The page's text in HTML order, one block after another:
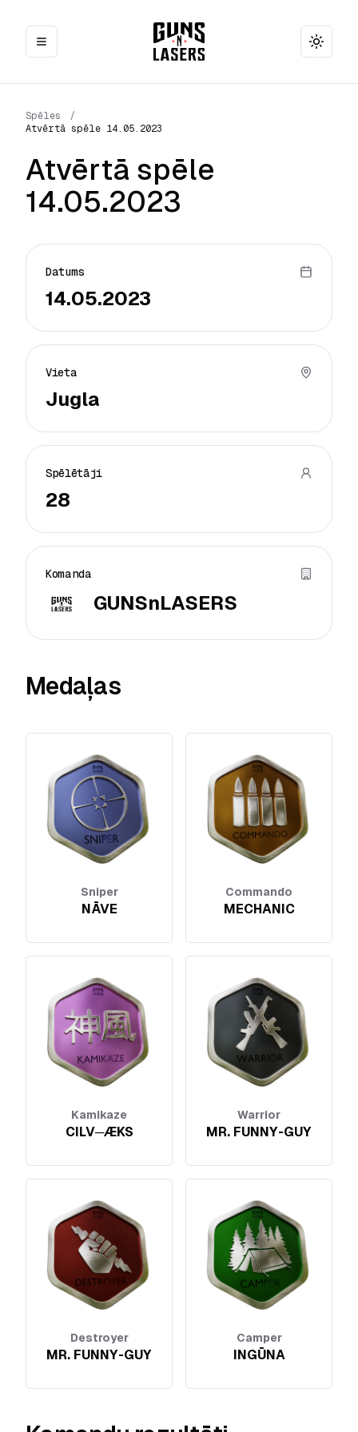
Toggle
Spēles
/
Atvērtā spēle 14.05.2023
Atvērtā spēle
14.05.2023
Datums
14.05.2023
Vieta
Jugla
Spēlētāji
28
Komanda
GUNSnLASERS
Medaļas
Sniper
NĀVE
Commando
MECHANIC
Kamikaze
CILV─ÆKS
Warrior
MR. FUNNY-GUY
Destroyer
MR. FUNNY-GUY
Camper
INGŪNA